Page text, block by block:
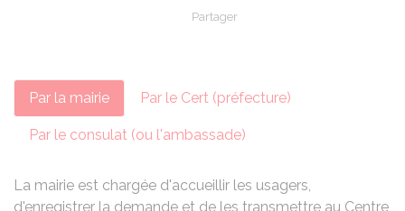
Partager
Par la mairie Par le Cert (préfecture)
Par le consulat (ou l'ambassade)
La mairie est chargée d'accueillir les usagers,
d'enregistrer la demande et de les transmettre au Centre